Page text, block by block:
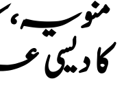
کا دیسی